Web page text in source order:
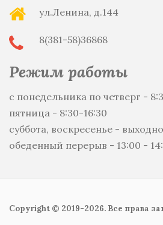
ул.Ленина, д.144
8(381-58)36868
Режим работы
с понедельника по четверг -
пятница - 8:30-16:30
суббота, воскресенье -
обеденный перерыв - 13:00 -
Copyright © 2019-2026. Все права